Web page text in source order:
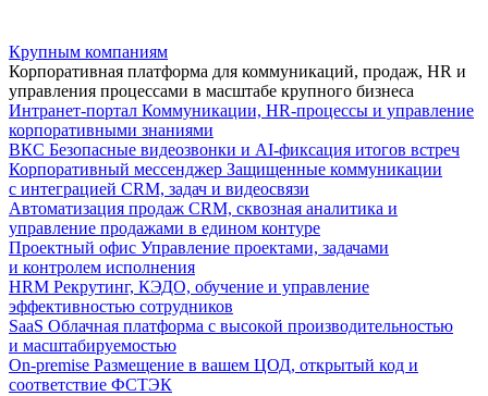
Крупным компаниям
Корпоративная платформа для коммуникаций, продаж, HR и
управления процессами в масштабе крупного бизнеса
Интранет-портал Коммуникации, HR-процессы и управление
корпоративными знаниями
ВКС Безопасные видеозвонки и AI-фиксация итогов встреч
Корпоративный мессенджер Защищенные коммуникации
с интеграцией CRM, задач и видеосвязи
Автоматизация продаж CRM, сквозная аналитика и
управление продажами в едином контуре
Проектный офис Управление проектами, задачами
и контролем исполнения
HRM Рекрутинг, КЭДО, обучение и управление
эффективностью сотрудников
SaaS Облачная платформа с высокой производительностью
и масштабируемостью
On-premise Размещение в вашем ЦОД, открытый код и
соответствие ФСТЭК